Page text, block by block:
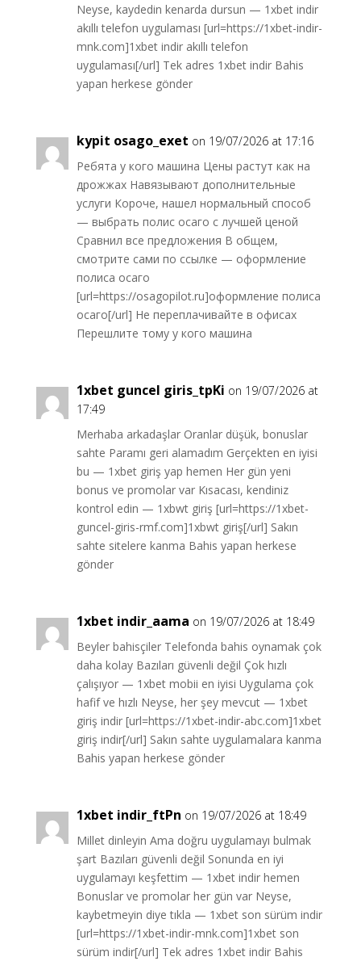
Neyse, kaydedin kenarda dursun — 1xbet indir
akıllı telefon uygulaması [url=https://1xbet-indir-
mnk.com]1xbet indir akıllı telefon
uygulaması[/url] Tek adres 1xbet indir Bahis
yapan herkese gönder
kypit osago_exet on 19/07/2026 at 17:16
Ребята у кого машина Цены растут как на
дрожжах Навязывают дополнительные
услуги Короче, нашел нормальный способ
— выбрать полис осаго с лучшей ценой
Сравнил все предложения В общем,
смотрите сами по ссылке — оформление
полиса осаго
[url=https://osagopilot.ru]оформление полиса
осаго[/url] Не переплачивайте в офисах
Перешлите тому у кого машина
1xbet guncel giris_tpKi on 19/07/2026 at
17:49
Merhaba arkadaşlar Oranlar düşük, bonuslar
sahte Paramı geri alamadım Gerçekten en iyisi
bu — 1xbet giriş yap hemen Her gün yeni
bonus ve promolar var Kısacası, kendiniz
kontrol edin — 1xbwt giriş [url=https://1xbet-
guncel-giris-rmf.com]1xbwt giriş[/url] Sakın
sahte sitelere kanma Bahis yapan herkese
gönder
1xbet indir_aama on 19/07/2026 at 18:49
Beyler bahisçiler Telefonda bahis oynamak çok
daha kolay Bazıları güvenli değil Çok hızlı
çalışıyor — 1xbet mobii en iyisi Uygulama çok
hafif ve hızlı Neyse, her şey mevcut — 1xbet
giriş indir [url=https://1xbet-indir-abc.com]1xbet
giriş indir[/url] Sakın sahte uygulamalara kanma
Bahis yapan herkese gönder
1xbet indir_ftPn on 19/07/2026 at 18:49
Millet dinleyin Ama doğru uygulamayı bulmak
şart Bazıları güvenli değil Sonunda en iyi
uygulamayı keşfettim — 1xbet indir hemen
Bonuslar ve promolar her gün var Neyse,
kaybetmeyin diye tıkla — 1xbet son sürüm indir
[url=https://1xbet-indir-mnk.com]1xbet son
sürüm indir[/url] Tek adres 1xbet indir Bahis